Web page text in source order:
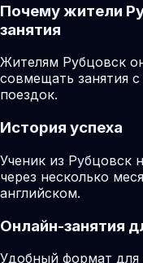
Почему жители
занятия
Жителям Рубцовск
совмещать занятия
поездок.
История успеха
Ученик из Рубцовск
через несколько
английском.
Онлайн-занятия
Удобный формат для